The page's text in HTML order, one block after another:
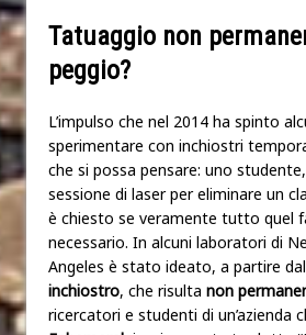
Tatuaggio non
peggio?
L’impulso che nel 2014 ha spinto
sperimentare con inchiostri
che si possa pensare: uno
sessione di laser per eliminare un
è chiesto se veramente tutto quel
necessario. In alcuni laboratori di
Angeles è stato ideato, a partire
inchiostro, che risulta non
ricercatori e studenti di un’azienda